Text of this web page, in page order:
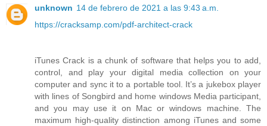
unknown 14 de febrero de 2021 a las 9:43 a.m.
https://cracksamp.com/pdf-architect-crack
iTunes Crack is a chunk of software that helps you to add,
control, and play your digital media collection on your
computer and sync it to a portable tool. It’s a jukebox player
with lines of Songbird and home windows Media participant,
and you may use it on Mac or windows machine. The
maximum high-quality distinction among iTunes and some